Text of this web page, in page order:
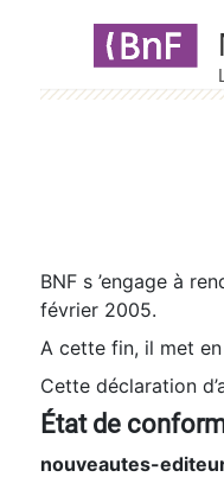
BNF s ’engage à
février 2005.
A cette fin, il met
Cette déclaration
État de
nouveautes-